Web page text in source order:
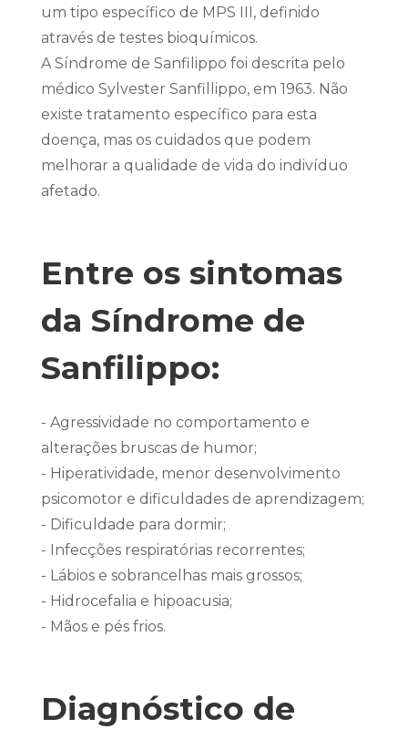
um tipo específico de MPS III, definido
através de testes bioquímicos.
A Síndrome de Sanfilippo foi descrita pelo
médico Sylvester Sanfillippo, em 1963. Não
existe tratamento específico para esta
doença, mas os cuidados que podem
melhorar a qualidade de vida do indivíduo
afetado.
Entre os sintomas
da Síndrome de
Sanfilippo:
- Agressividade no comportamento e
alterações bruscas de humor;
- Hiperatividade, menor desenvolvimento
psicomotor e dificuldades de aprendizagem;
- Dificuldade para dormir;
- Infecções respiratórias recorrentes;
- Lábios e sobrancelhas mais grossos;
- Hidrocefalia e hipoacusia;
- Mãos e pés frios.
Diagnóstico de